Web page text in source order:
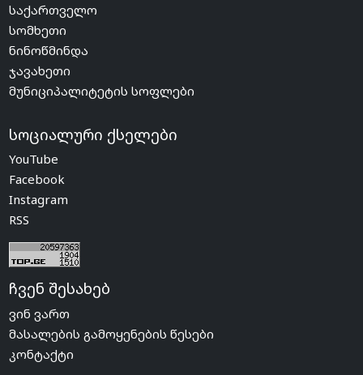
საქართველო
სომხეთი
ნინოწმინდა
ჯავახეთი
მუნიციპალიტეტის სოფლები
სოციალური ქსელები
YouTube
Facebook
Instagram
RSS
ჩვენ შესახებ
ვინ ვართ
მასალების გამოყენების წესები
კონტაქტი